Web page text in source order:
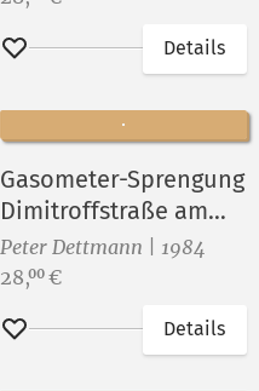
Merken
Details
Gasometer-Sprengung
Dimitroffstraße am
28.Juli 1984 (3)
Peter Dettmann | 1984
Preis:
28,00 €
Merken
Details